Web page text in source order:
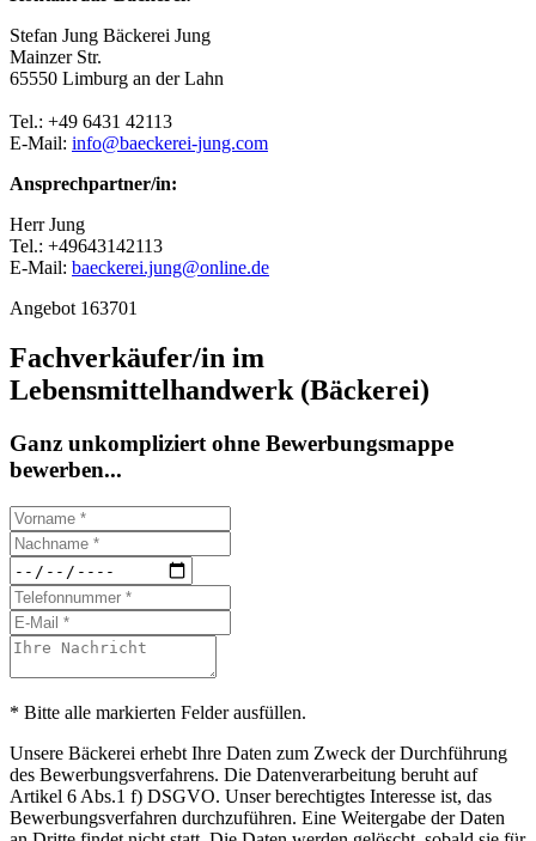
Stefan Jung Bäckerei Jung
Mainzer Str.
65550 Limburg an der Lahn
Tel.: +49 6431 42113
E-Mail: info@baeckerei-jung.com
Ansprechpartner/in:
Herr Jung
Tel.: +49643142113
E-Mail: baeckerei.jung@online.de
Angebot 163701
Fachverkäufer/in im
Lebensmittelhandwerk (Bäckerei)
Ganz unkompliziert ohne Bewerbungsmappe
bewerben...
* Bitte alle markierten Felder ausfüllen.
Unsere Bäckerei erhebt Ihre Daten zum Zweck der Durchführung
des Bewerbungsverfahrens. Die Datenverarbeitung beruht auf
Artikel 6 Abs.1 f) DSGVO. Unser berechtigtes Interesse ist, das
Bewerbungsverfahren durchzuführen. Eine Weitergabe der Daten